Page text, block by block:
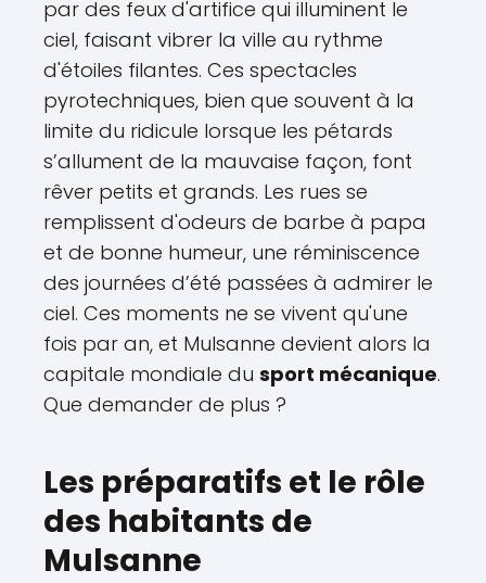
par des feux d'artifice qui illuminent le
ciel, faisant vibrer la ville au rythme
d'étoiles filantes. Ces spectacles
pyrotechniques, bien que souvent à la
limite du ridicule lorsque les pétards
s’allument de la mauvaise façon, font
rêver petits et grands. Les rues se
remplissent d'odeurs de barbe à papa
et de bonne humeur, une réminiscence
des journées d’été passées à admirer le
ciel. Ces moments ne se vivent qu'une
fois par an, et Mulsanne devient alors la
capitale mondiale du sport mécanique.
Que demander de plus ?
Les préparatifs et le rôle
des habitants de
Mulsanne